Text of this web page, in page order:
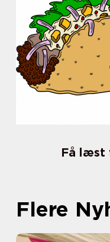
Få læst
Flere